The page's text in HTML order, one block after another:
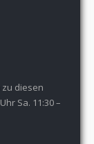
diesen
Sa. 11:30 –